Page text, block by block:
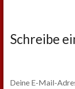
Schreibe
Deine E-Mail-